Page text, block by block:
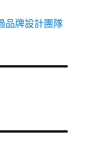
品牌設計團隊